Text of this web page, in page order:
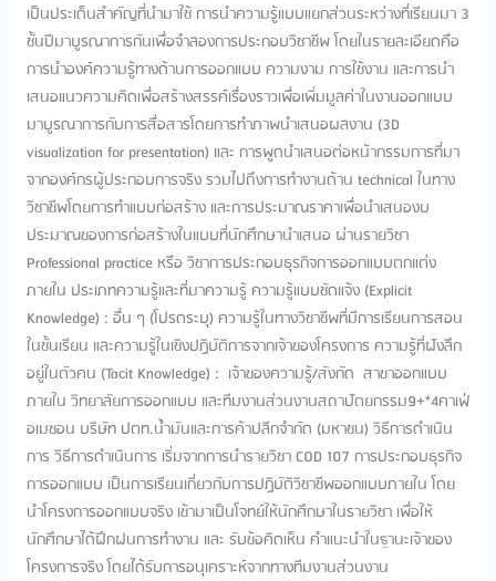
เป็นประเด็นสำคัญที่นำมาใช้ การนำความรู้แบบแยกส่วนระหว่างที่เรียนมา 3
ชั้นปีมาบูรณาการกันเพื่อจำลองการประกอบวิชาชีพ โดยในรายละเอียดคือ
การนำองค์ความรู้ทางด้านการออกแบบ ความงาม การใช้งาน และการนำ
เสนอแนวความคิดเพื่อสร้างสรรค์เรื่องราวเพื่อเพิ่มมูลค่าในงานออกแบบ
มาบูรณาการกับการสื่อสารโดยการทำภาพนำเสนอผลงาน (3D
visualization for presentation) และ การพูดนำเสนอต่อหน้ากรรมการที่มา
จากองค์กรผู้ประกอบการจริง รวมไปถึงการทำงานด้าน technical ในทาง
วิชาชีพโดยการทำแบบก่อสร้าง และการประมาณราคาเพื่อนำเสนองบ
ประมาณของการก่อสร้างในแบบที่นักศึกษานำเสนอ ผ่านรายวิชา
Professional practice หรือ วิชาการประกอบธุรกิจการออกแบบตกแต่ง
ภายใน ประเภทความรู้และที่มาความรู้ ความรู้แบบชัดแจ้ง (Explicit
Knowledge) : อื่น ๆ (โปรดระบุ) ความรู้ในทางวิชาชีพที่มีการเรียนการสอน
ในชั้นเรียน และความรู้ในเชิงปฏิบัติการจากเจ้าของโครงการ ความรู้ที่ฝังลึก
อยู่ในตัวคน (Tacit Knowledge) : เจ้าของความรู้/สังกัด สาขาออกแบบ
ภายใน วิทยาลัยการออกแบบ และทีมงานส่วนงานสถาปัตยกรรม9+*4คาเฟ่
อเมซอน บริษัท ปตท.น้ำมันและการค้าปลีกจำกัด (มหาชน) วิธีการดำเนิน
การ วิธีการดำเนินการ เริ่มจากการนำรายวิชา COD 107 การประกอบธุรกิจ
การออกแบบ เป็นการเรียนเกี่ยวกับการปฏิบัติวิชาชีพออกแบบภายใน โดย
นำโครงการออกแบบจริง เข้ามาเป็นโจทย์ให้นักศึกษาในรายวิชา เพื่อให้
นักศึกษาได้ฝึกฝนการทำงาน และ รับข้อคิดเห็น คำแนะนำในฐานะเจ้าของ
โครงการจริง โดยได้รับการอนุเคราะห์จากทางทีมงานส่วนงาน